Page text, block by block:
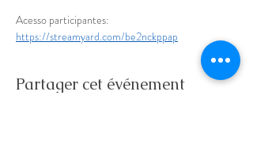
Acesso participantes:
https://streamyard.com/be2nckppap
Partager cet événement